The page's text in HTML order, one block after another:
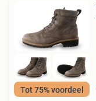
Tot 75% voordeel